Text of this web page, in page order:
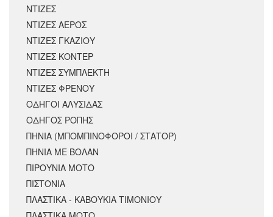
ΝΤΙΖΕΣ
ΝΤΙΖΕΣ ΑΕΡΟΣ
ΝΤΙΖΕΣ ΓΚΑΖΙΟΥ
ΝΤΙΖΕΣ ΚΟΝΤΕΡ
ΝΤΙΖΕΣ ΣΥΜΠΛΕΚΤΗ
ΝΤΙΖΕΣ ΦΡΕΝΟΥ
ΟΔΗΓΟΙ ΑΛΥΣΙΔΑΣ
ΟΔΗΓΟΣ ΡΟΠΗΣ
ΠΗΝΙΑ (ΜΠΟΜΠΙΝΟΦΟΡΟΙ / ΣΤΑΤΟΡ)
ΠΗΝΙΑ ΜΕ ΒΟΛΑΝ
ΠΙΡΟΥΝΙΑ ΜΟΤΟ
ΠΙΣΤΟΝΙΑ
ΠΛΑΣΤΙΚΑ - ΚΑΒΟΥΚΙΑ ΤΙΜΟΝΙΟΥ